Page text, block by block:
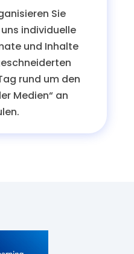
Sie
individuelle
und Inhalte
rund um den
Medien“ an
.